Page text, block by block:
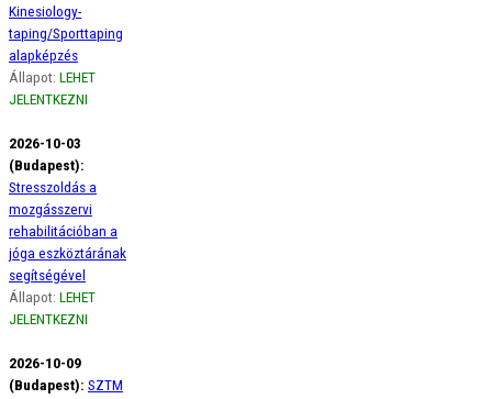
Kinesiology-
taping/Sporttaping
alapképzés
Állapot: LEHET
JELENTKEZNI
2026-10-03
(Budapest):
Stresszoldás a
mozgásszervi
rehabilitációban a
jóga eszköztárának
segítségével
Állapot: LEHET
JELENTKEZNI
2026-10-09
(Budapest): SZTM